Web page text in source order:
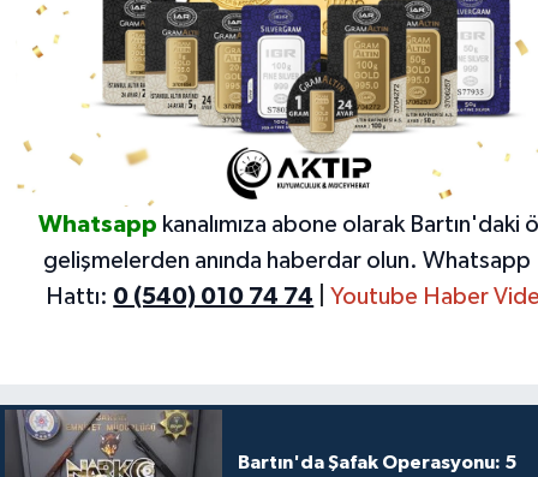
Whatsapp kanalımıza abone olarak Bartın'daki
gelişmelerden anında haberdar olun. Whatsapp
Hattı: 0 (540) 010 74 74 |Youtube Haber
Bartın'da Şafak Operasyonu: 5